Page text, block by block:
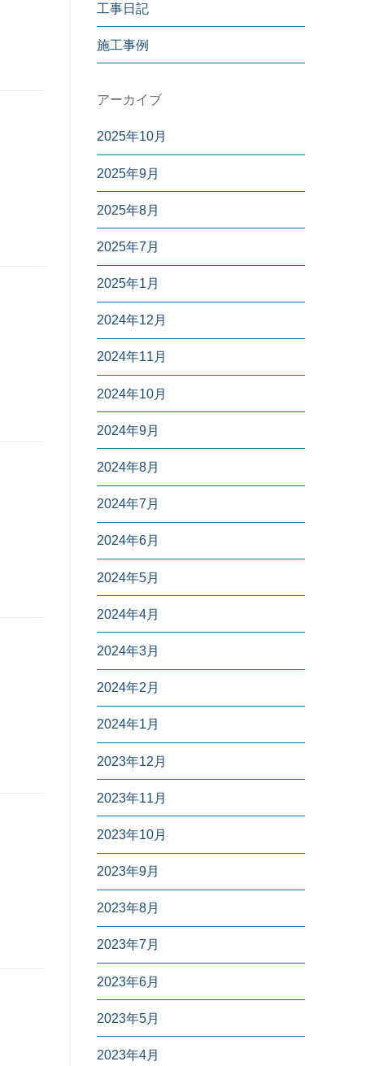
工事日記
施工事例
アーカイブ
2025年10月
2025年9月
2025年8月
2025年7月
2025年1月
2024年12月
2024年11月
2024年10月
2024年9月
2024年8月
2024年7月
2024年6月
2024年5月
2024年4月
2024年3月
2024年2月
2024年1月
2023年12月
2023年11月
2023年10月
2023年9月
2023年8月
2023年7月
2023年6月
2023年5月
2023年4月